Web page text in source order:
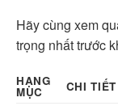
Hãy cùng xem
trọng nhất trước
HẠNG
MỤC
CHI